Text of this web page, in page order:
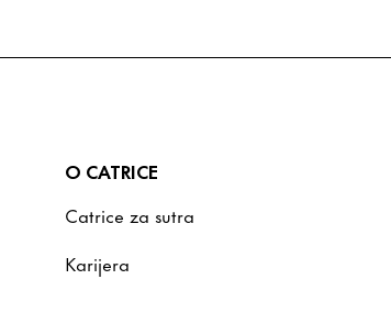
O CATRICE
Catrice za sutra
Karijera